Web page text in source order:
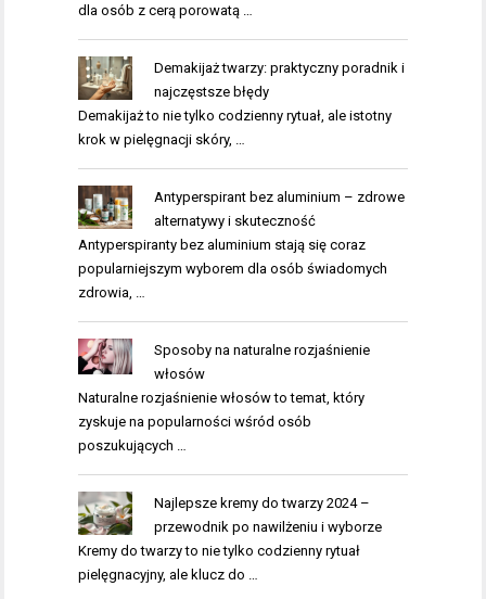
dla osób z cerą porowatą …
Demakijaż twarzy: praktyczny poradnik i
najczęstsze błędy
Demakijaż to nie tylko codzienny rytuał, ale istotny
krok w pielęgnacji skóry, …
Antyperspirant bez aluminium – zdrowe
alternatywy i skuteczność
Antyperspiranty bez aluminium stają się coraz
popularniejszym wyborem dla osób świadomych
zdrowia, …
Sposoby na naturalne rozjaśnienie
włosów
Naturalne rozjaśnienie włosów to temat, który
zyskuje na popularności wśród osób
poszukujących …
Najlepsze kremy do twarzy 2024 –
przewodnik po nawilżeniu i wyborze
Kremy do twarzy to nie tylko codzienny rytuał
pielęgnacyjny, ale klucz do …